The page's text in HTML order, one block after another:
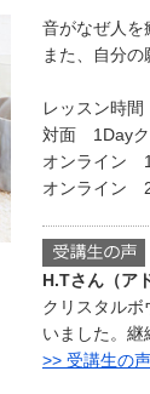
音がなぜ人を
また、自分
レッスン時間
対面 1Dayク
オンライン
オンライン
H.Tさん（ア
クリスタル
いました。継
>> 受講生の